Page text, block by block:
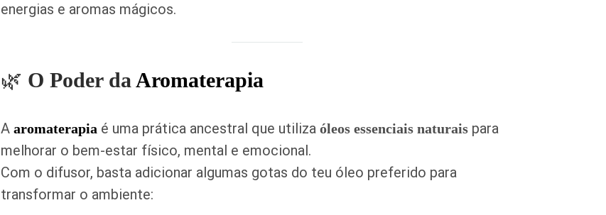
energias e aromas mágicos.
🌿 O Poder da Aromaterapia
A aromaterapia é uma prática ancestral que utiliza óleos essenciais naturais para
melhorar o bem-estar físico, mental e emocional.
Com o difusor, basta adicionar algumas gotas do teu óleo preferido para
transformar o ambiente: